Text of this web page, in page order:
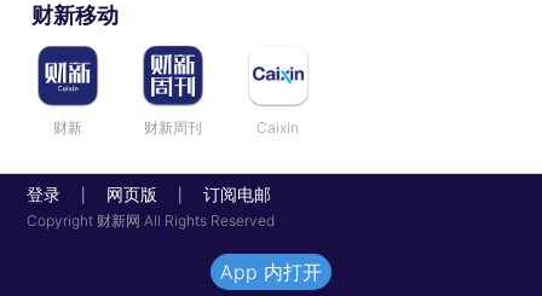
财新移动
财新 财新周刊 Caixin
登录 网页版 订阅电邮
Copyright 财新网 All Rights Reserved
App 内打开